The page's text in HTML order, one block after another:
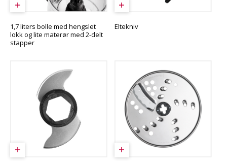
1,7 liters bolle med hengslet
lokk og lite materør med 2-delt
stapper
Eltekniv